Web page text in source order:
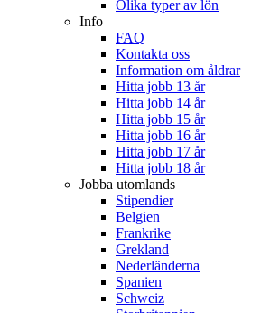
Olika typer av lön
Info
FAQ
Kontakta oss
Information om åldrar
Hitta jobb 13 år
Hitta jobb 14 år
Hitta jobb 15 år
Hitta jobb 16 år
Hitta jobb 17 år
Hitta jobb 18 år
Jobba utomlands
Stipendier
Belgien
Frankrike
Grekland
Nederländerna
Spanien
Schweiz